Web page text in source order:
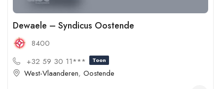
Dewaele – Syndicus Oostende
8400
+32 59 30 11***
Toon
West-Vlaanderen, Oostende